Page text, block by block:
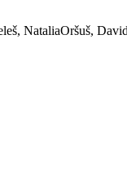
NataliaOršuš,